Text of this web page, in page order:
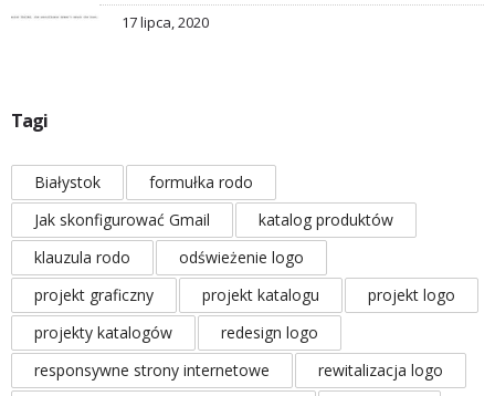
17 lipca, 2020
Tagi
Białystok
formułka rodo
Jak skonfigurować Gmail
katalog produktów
klauzula rodo
odświeżenie logo
projekt graficzny
projekt katalogu
projekt logo
projekty katalogów
redesign logo
responsywne strony internetowe
rewitalizacja logo